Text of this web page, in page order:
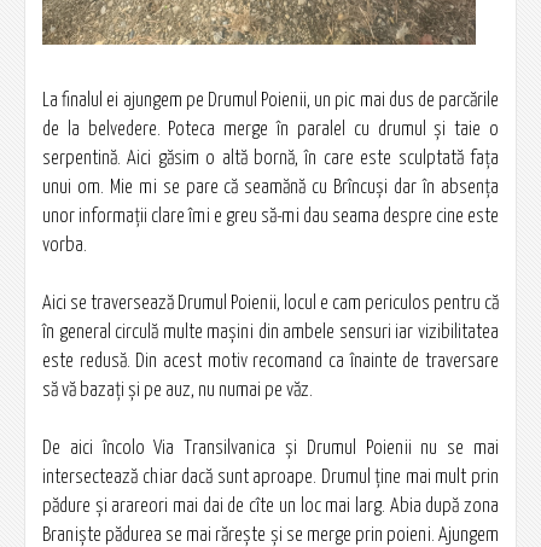
La finalul ei ajungem pe Drumul Poienii, un pic mai dus de parcările
de la belvedere. Poteca merge în paralel cu drumul și taie o
serpentină. Aici găsim o altă bornă, în care este sculptată fața
unui om. Mie mi se pare că seamănă cu Brîncuși dar în absența
unor informații clare îmi e greu să-mi dau seama despre cine este
vorba.
Aici se traversează Drumul Poienii, locul e cam periculos pentru că
în general circulă multe mașini din ambele sensuri iar vizibilitatea
este redusă. Din acest motiv recomand ca înainte de traversare
să vă bazați și pe auz, nu numai pe văz.
De aici încolo Via Transilvanica și Drumul Poienii nu se mai
intersectează chiar dacă sunt aproape. Drumul ține mai mult prin
pădure și arareori mai dai de cîte un loc mai larg. Abia după zona
Braniște pădurea se mai rărește și se merge prin poieni. Ajungem